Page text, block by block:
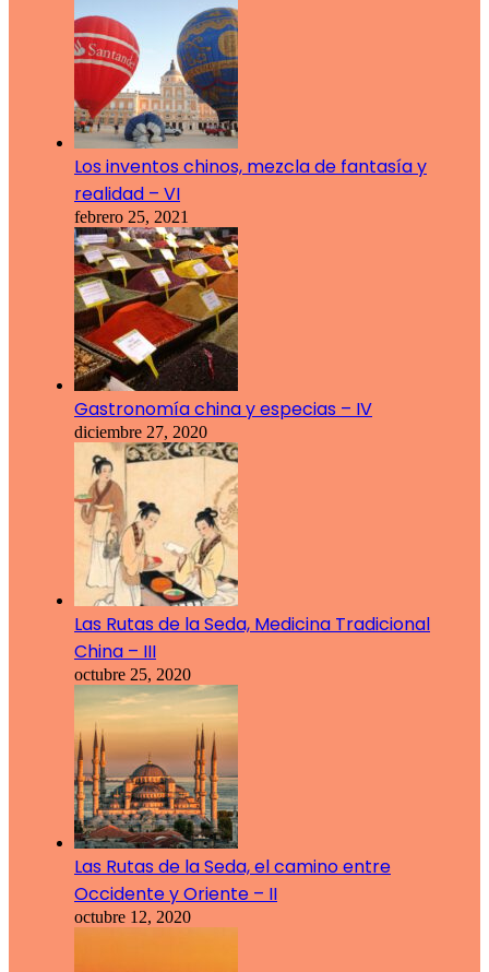
Los inventos chinos, mezcla de fantasía y
realidad – VI
febrero 25, 2021
Gastronomía china y especias – IV
diciembre 27, 2020
Las Rutas de la Seda, Medicina Tradicional
China – III
octubre 25, 2020
Las Rutas de la Seda, el camino entre
Occidente y Oriente – II
octubre 12, 2020